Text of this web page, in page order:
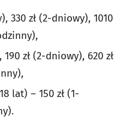
330 zł (2-dniowy), 1010
zł (2-dniowy), 620 zł
lat) – 150 zł (1-